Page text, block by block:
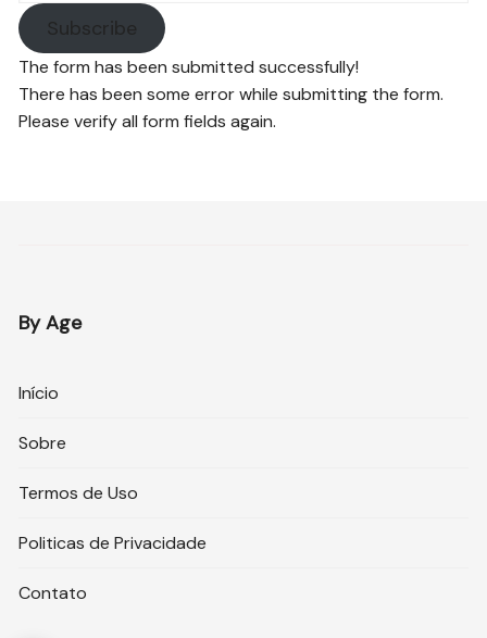
Subscribe
The form has been submitted successfully!
There has been some error while submitting the form.
Please verify all form fields again.
By Age
Início
Sobre
Termos de Uso
Politicas de Privacidade
Contato